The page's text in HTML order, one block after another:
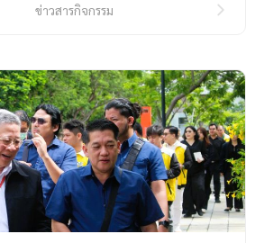
ข่าวสารกิจกรรม